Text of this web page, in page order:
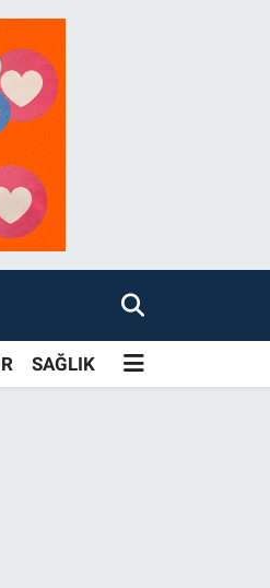
SAĞLIK